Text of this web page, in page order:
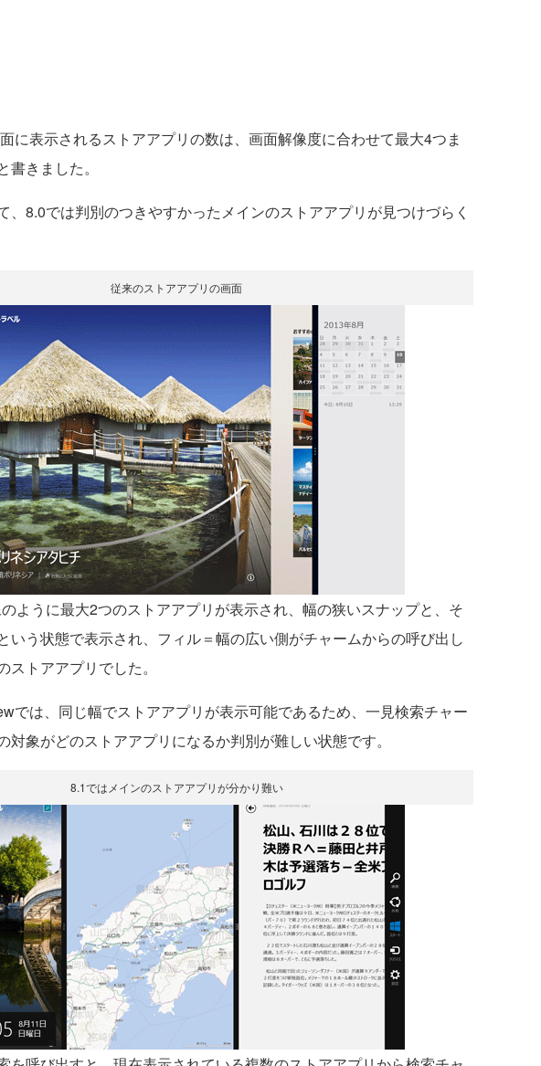
に表示されるストアアプリの数は、画面解像度に合わせて最大4つま
きました。
、8.0では判別のつきやすかったメインのストアアプリが見つけづらく
従来のストアアプリの画面
ように最大2つのストアアプリが表示され、幅の狭いスナップと、そ
いう状態で表示され、フィル＝幅の広い側がチャームからの呼び出し
ストアアプリでした。
では、同じ幅でストアアプリが表示可能であるため、一見検索チャー
対象がどのストアアプリになるか判別が難しい状態です。
8.1ではメインのストアアプリが分かり難い